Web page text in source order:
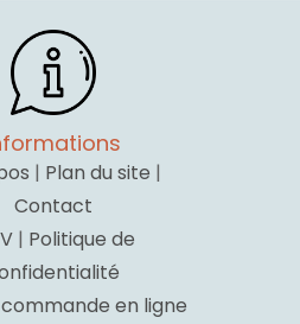
| Plan du site |
Contact
| Politique de
en ligne